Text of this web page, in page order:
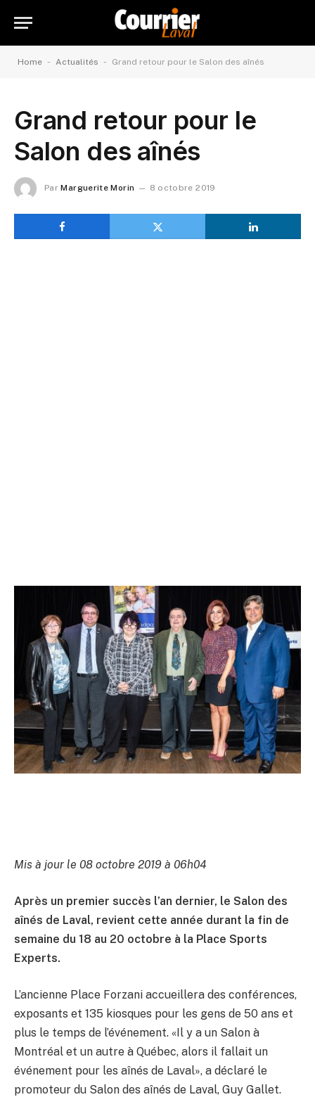
Home - Actualités - Grand retour pour le Salon des aînés
Grand retour pour le
Salon des aînés
Par Marguerite Morin 8 octobre 2019
Mis à jour le 08 octobre 2019 à 06h04
Après un premier succès l’an dernier, le Salon des
aînés de Laval, revient cette année durant la fin de
semaine du 18 au 20 octobre à la Place Sports
Experts.
L’ancienne Place Forzani accueillera des conférences,
exposants et 135 kiosques pour les gens de 50 ans et
plus le temps de l’événement. «Il y a un Salon à
Montréal et un autre à Québec, alors il fallait un
événement pour les aînés de Laval», a déclaré le
promoteur du Salon des aînés de Laval, Guy Gallet.